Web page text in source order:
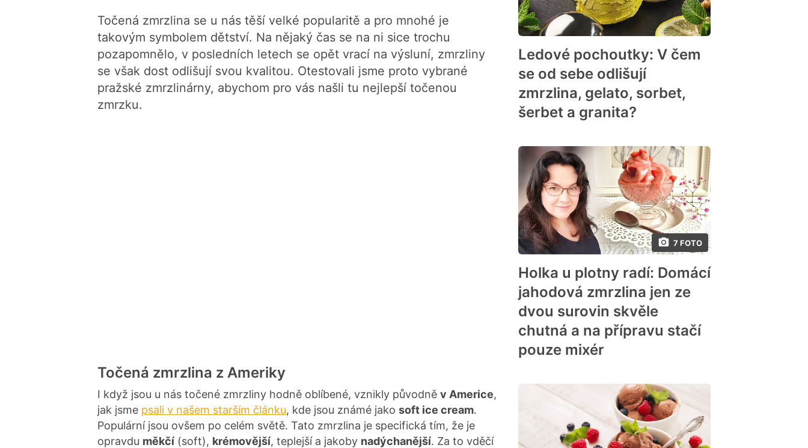
Točená zmrzlina se u nás těší velké popularitě a pro mnohé je
takovým symbolem dětství. Na nějaký čas se na ni sice trochu
pozapomnělo, v posledních letech se opět vrací na výsluní, zmrzliny
se však dost odlišují svou kvalitou. Otestovali jsme proto vybrané
pražské zmrzlinárny, abychom pro vás našli tu nejlepší točenou
zmrzku.
Točená zmrzlina z Ameriky
I když jsou u nás točené zmrzliny hodně oblíbené, vznikly původně v Americe,
jak jsme psali v našem starším článku, kde jsou známé jako soft ice cream.
Populární jsou ovšem po celém světě. Tato zmrzlina je specifická tím, že je
opravdu měkčí (soft), krémovější, teplejší a jakoby nadýchanější. Za to vděčí
Ledové pochoutky: V čem
se od sebe odlišují
zmrzlina, gelato, sorbet,
šerbet a granita?
7 FOTO
Holka u plotny radí: Domácí
jahodová zmrzlina jen ze
dvou surovin skvěle
chutná a na přípravu stačí
pouze mixér